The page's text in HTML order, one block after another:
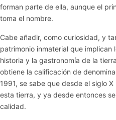
forman parte de ella, aunque el
toma el nombre.
Cabe añadir, como curiosidad, y
patrimonio inmaterial que implican
historia y la gastronomía de la
obtiene la calificación de
1991, se sabe que desde el siglo
esta tierra, y ya desde entonces
calidad.